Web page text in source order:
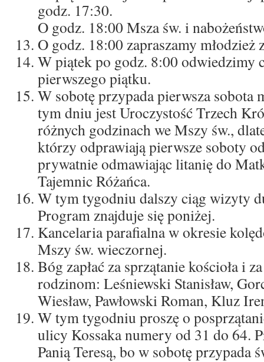
godz. 17:30.
O godz. 18:00 Msza św. i
O godz. 18:00 zapraszamy
W piątek po godz. 8:00 odwiedzimy
pierwszego piątku.
W sobotę przypada pierwsza sobota
tym dniu jest Uroczystość Trzech
różnych godzinach we Mszy św.,
którzy odprawiają pierwsze soboty
prywatnie odmawiając litanię do
Tajemnic Różańca.
W tym tygodniu dalszy ciąg wizyty
Program znajduje się poniżej.
Kancelaria parafialna w okresie
Mszy św. wieczornej.
Bóg zapłać za sprzątanie kościoła i
rodzinom: Leśniewski Stanisław,
Wiesław, Pawłowski Roman, Kluz
W tym tygodniu proszę o
ulicy Kossaka numery od 31 do 64.
Panią Teresą, bo w sobotę przypada